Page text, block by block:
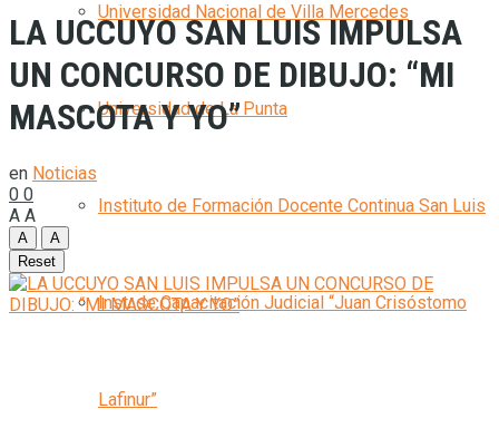
Universidad Nacional de Villa Mercedes
Universidad de La Punta
Instituto de Formación Docente Continua San Luis
Inst. de Capacitación Judicial “Juan Crisóstomo
Lafinur”
LA UCCUYO SAN LUIS IMPULSA
UN CONCURSO DE DIBUJO: “MI
MASCOTA Y YO”
en Noticias
0 0
A A
A
A
Reset